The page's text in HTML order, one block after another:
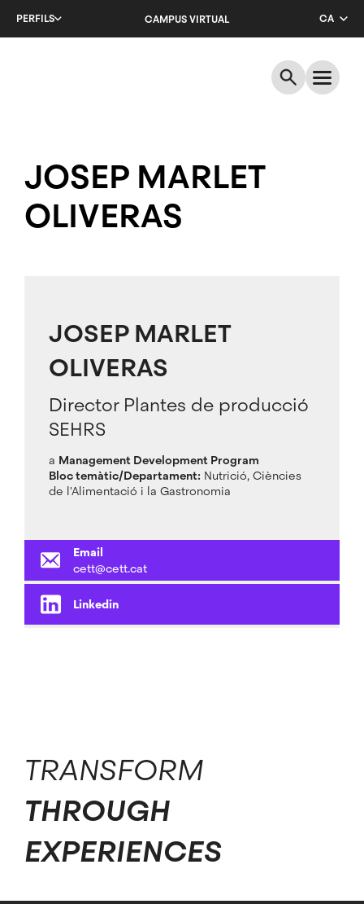
PERFILS CAMPUS VIRTUAL
CA
ES
JOSEP MARLET
OLIVERAS
JOSEP MARLET
OLIVERAS
Director Plantes de producció
SEHRS
a Management Development Program
Bloc temàtic/Departament: Nutrició, Ciències
de l'Alimentació i la Gastronomia
Email
cett@cett.cat
Linkedin
TRANSFORM
THROUGH
EXPERIENCES